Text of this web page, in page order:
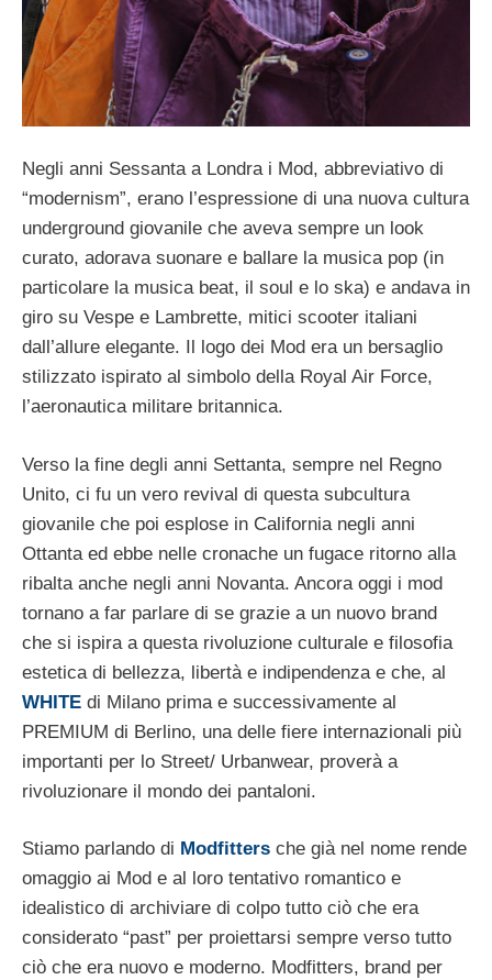
Negli anni Sessanta a Londra i Mod, abbreviativo di
“modernism”, erano l’espressione di una nuova cultura
underground giovanile che aveva sempre un look
curato, adorava suonare e ballare la musica pop (in
particolare la musica beat, il soul e lo ska) e andava in
giro su Vespe e Lambrette, mitici scooter italiani
dall’allure elegante. Il logo dei Mod era un bersaglio
stilizzato ispirato al simbolo della Royal Air Force,
l’aeronautica militare britannica.
Verso la fine degli anni Settanta, sempre nel Regno
Unito, ci fu un vero revival di questa subcultura
giovanile che poi esplose in California negli anni
Ottanta ed ebbe nelle cronache un fugace ritorno alla
ribalta anche negli anni Novanta. Ancora oggi i mod
tornano a far parlare di se grazie a un nuovo brand
che si ispira a questa rivoluzione culturale e filosofia
estetica di bellezza, libertà e indipendenza e che, al
WHITE di Milano prima e successivamente al
PREMIUM di Berlino, una delle fiere internazionali più
importanti per lo Street/ Urbanwear, proverà a
rivoluzionare il mondo dei pantaloni.
Stiamo parlando di Modfitters che già nel nome rende
omaggio ai Mod e al loro tentativo romantico e
idealistico di archiviare di colpo tutto ciò che era
considerato “past” per proiettarsi sempre verso tutto
ciò che era nuovo e moderno. Modfitters, brand per